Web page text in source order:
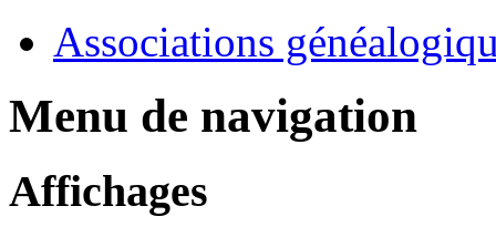
Associations
Menu de navigation
Affichages